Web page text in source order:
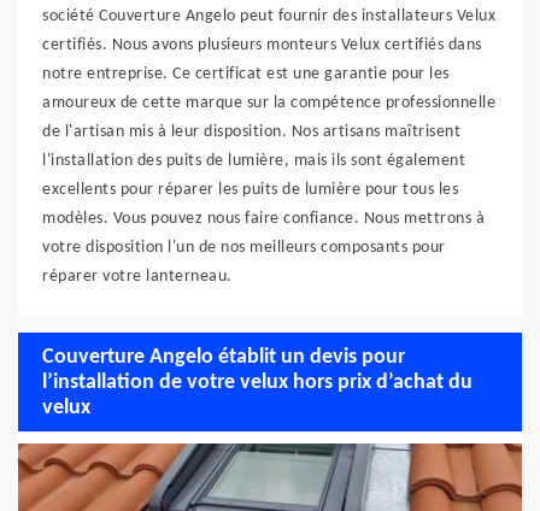
société Couverture Angelo peut fournir des installateurs Velux
certifiés. Nous avons plusieurs monteurs Velux certifiés dans
notre entreprise. Ce certificat est une garantie pour les
amoureux de cette marque sur la compétence professionnelle
de l'artisan mis à leur disposition. Nos artisans maîtrisent
l'installation des puits de lumière, mais ils sont également
excellents pour réparer les puits de lumière pour tous les
modèles. Vous pouvez nous faire confiance. Nous mettrons à
votre disposition l'un de nos meilleurs composants pour
réparer votre lanterneau.
Couverture Angelo établit un devis pour
l’installation de votre velux hors prix d’achat du
velux